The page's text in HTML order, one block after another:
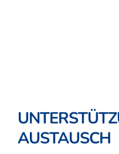
AUSTAUSCH